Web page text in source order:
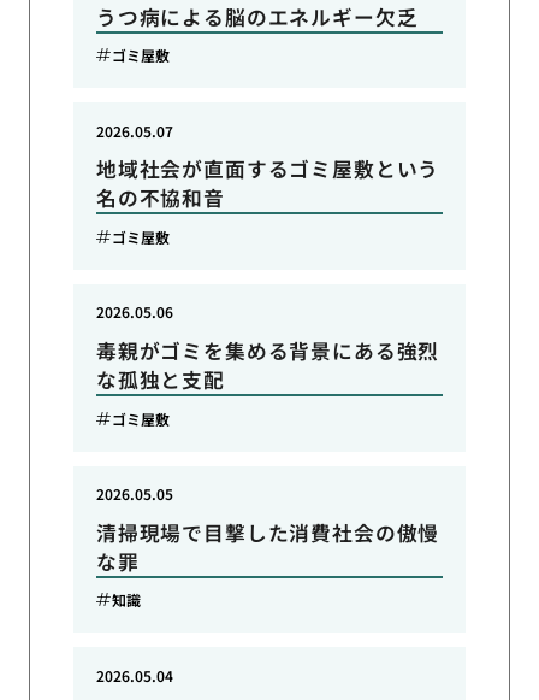
うつ病による脳のエネルギー欠乏
ゴミ屋敷
地域社会が直面するゴミ屋敷という
名の不協和音
2026.05.07
ゴミ屋敷
毒親がゴミを集める背景にある強烈
な孤独と支配
2026.05.06
ゴミ屋敷
清掃現場で目撃した消費社会の傲慢
な罪
2026.05.05
知識
2026.05.04